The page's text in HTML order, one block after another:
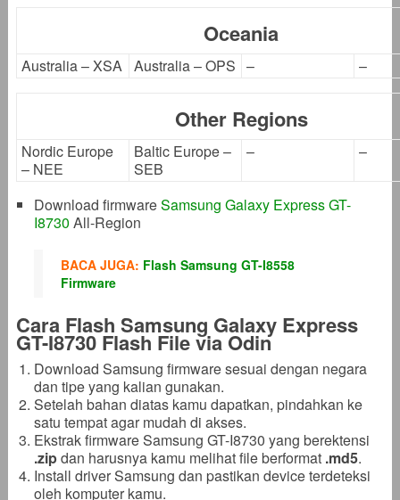
Oceania
Australia – XSA Australia – OPS – –
Other Regions
Nordic Europe
– NEE
Baltic Europe –
SEB
– –
Download firmwareSamsung Galaxy Express GT-
I8730 All-Region
BACA JUGA: Flash Samsung GT-I8558
Firmware
Cara Flash Samsung Galaxy Express
GT-I8730 Flash File via Odin
Download Samsung firmware sesuai dengan negara
dan tipe yang kalian gunakan.
Setelah bahan diatas kamu dapatkan, pindahkan ke
satu tempat agar mudah di akses.
Ekstrak firmware Samsung GT-I8730 yang berektensi
.zipdan harusnya kamu melihat file berformat .md5.
Install driver Samsung dan pastikan device terdeteksi
oleh komputer kamu.